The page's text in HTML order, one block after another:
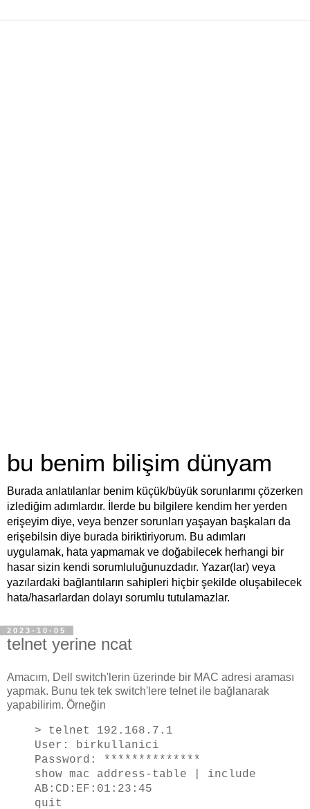
bu benim bilişim dünyam
Burada anlatılanlar benim küçük/büyük sorunlarımı çözerken
izlediğim adımlardır. İlerde bu bilgilere kendim her yerden
erişeyim diye, veya benzer sorunları yaşayan başkaları da
erişebilsin diye burada biriktiriyorum. Bu adımları
uygulamak, hata yapmamak ve doğabilecek herhangi bir
hasar sizin kendi sorumluluğunuzdadır. Yazar(lar) veya
yazılardaki bağlantıların sahipleri hiçbir şekilde oluşabilecek
hata/hasarlardan dolayı sorumlu tutulamazlar.
2023-10-05
telnet yerine ncat
Amacım, Dell switch'lerin üzerinde bir MAC adresi araması
yapmak. Bunu tek tek switch'lere telnet ile bağlanarak
yapabilirim. Örneğin
> telnet 192.168.7.1
User: birkullanici
Password: **************
show mac address-table | include
AB:CD:EF:01:23:45
quit